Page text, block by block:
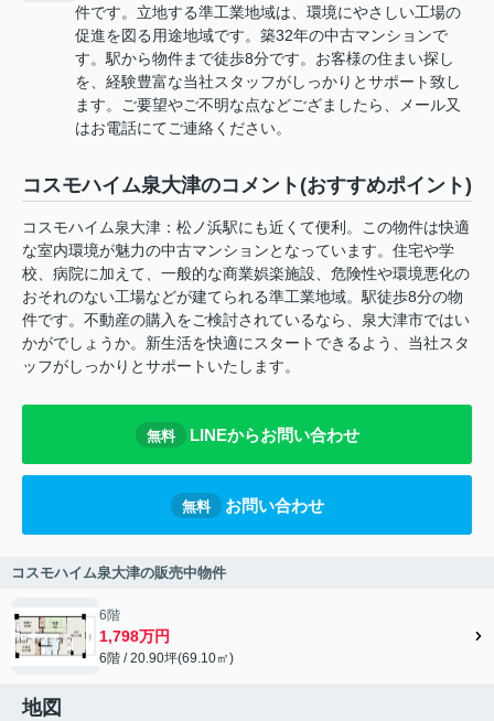
件です。立地する準工業地域は、環境にやさしい工場の
促進を図る用途地域です。築32年の中古マンションで
す。駅から物件まで徒歩8分です。お客様の住まい探し
を、経験豊富な当社スタッフがしっかりとサポート致し
ます。ご要望やご不明な点などござましたら、メール又
はお電話にてご連絡ください。
コスモハイム泉大津のコメント(おすすめポイント)
コスモハイム泉大津：松ノ浜駅にも近くて便利。この物件は快適
な室内環境が魅力の中古マンションとなっています。住宅や学
校、病院に加えて、一般的な商業娯楽施設、危険性や環境悪化の
おそれのない工場などが建てられる準工業地域。駅徒歩8分の物
件です。不動産の購入をご検討されているなら、泉大津市ではい
かがでしょうか。新生活を快適にスタートできるよう、当社スタ
ッフがしっかりとサポートいたします。
無料 LINEからお問い合わせ
無料 お問い合わせ
コスモハイム泉大津の販売中物件
6階
1,798万円
6階 / 20.90坪(69.10㎡)
地図